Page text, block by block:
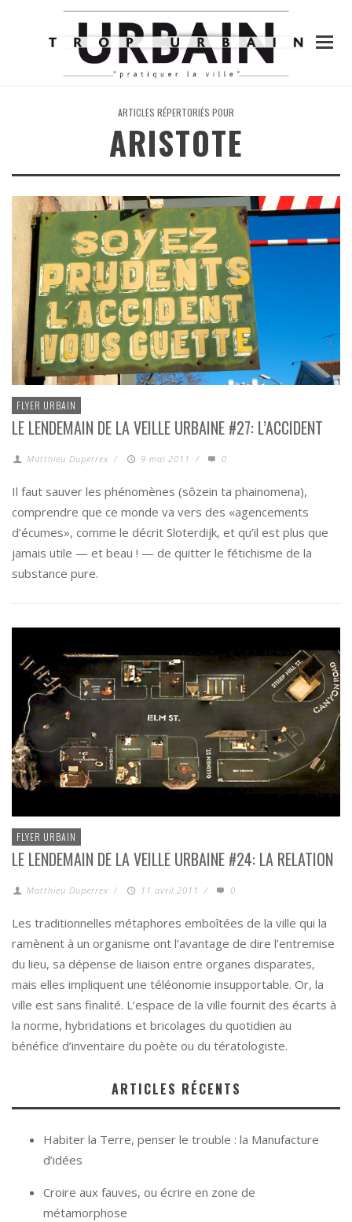
ARTICLES RÉPERTORIÉS POUR
ARISTOTE
FLYER URBAIN
LE LENDEMAIN DE LA VEILLE URBAINE #27: L’ACCIDENT
Matthieu Duperrex / 9 mai 2011 / 0
Il faut sauver les phénomènes (sôzein ta phainomena),
comprendre que ce monde va vers des «agencements
d’écumes», comme le décrit Sloterdijk, et qu’il est plus que
jamais utile — et beau ! — de quitter le fétichisme de la
substance pure.
FLYER URBAIN
LE LENDEMAIN DE LA VEILLE URBAINE #24: LA RELATION
Matthieu Duperrex / 11 avril 2011 / 0
Les traditionnelles métaphores emboîtées de la ville qui la
ramènent à un organisme ont l’avantage de dire l’entremise
du lieu, sa dépense de liaison entre organes disparates,
mais elles impliquent une téléonomie insupportable. Or, la
ville est sans finalité. L’espace de la ville fournit des écarts à
la norme, hybridations et bricolages du quotidien au
bénéfice d’inventaire du poète ou du tératologiste.
ARTICLES RÉCENTS
Habiter la Terre, penser le trouble : la Manufacture
d’idées
Croire aux fauves, ou écrire en zone de
métamorphose